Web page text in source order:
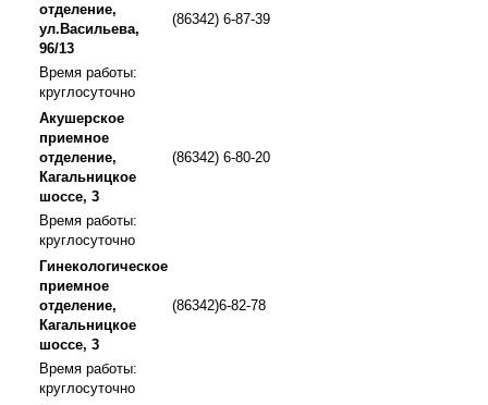
отделение,
ул.Васильева,
96/13
(86342) 6-87-39
Время работы:
круглосуточно
Акушерское
приемное
отделение,
Кагальницкое
шоссе, 3
(86342) 6-80-20
Время работы:
круглосуточно
Гинекологическое
приемное
отделение,
Кагальницкое
шоссе, 3
(86342)6-82-78
Время работы:
круглосуточно